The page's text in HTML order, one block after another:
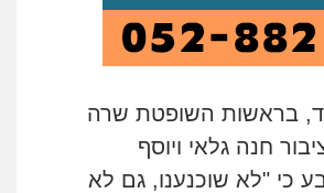
בראשות השופטת שרה
חנה גלאי ויוסף
כי "לא שוכנענו, גם לא